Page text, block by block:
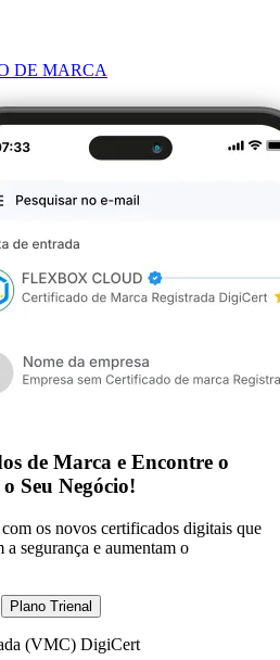
DE MARCA
de Marca e Encontre o
Seu Negócio!
os novos certificados digitais que
segurança e aumentam o
Plano Trienal
(VMC) DigiCert